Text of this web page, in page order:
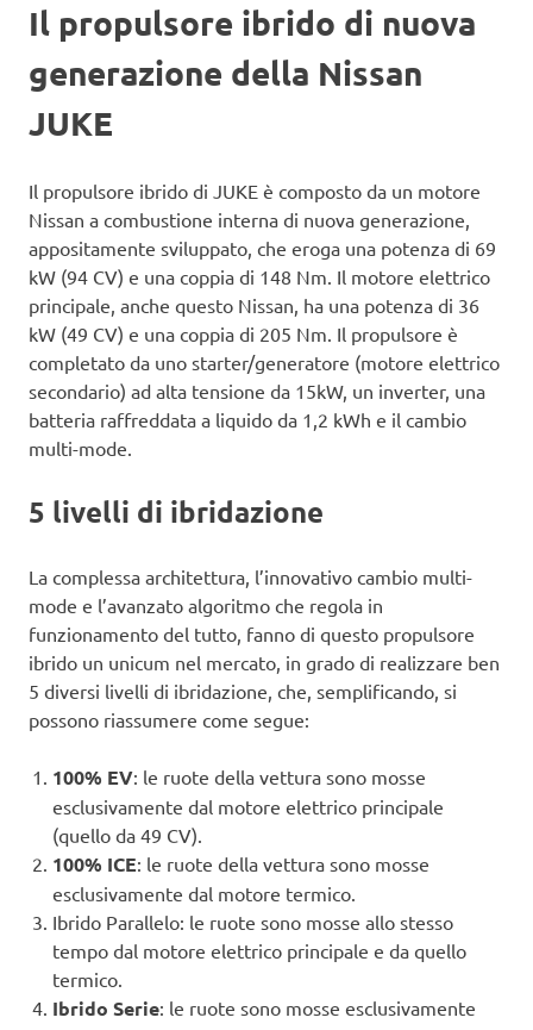
Il propulsore ibrido di nuova
generazione della Nissan
JUKE
Il propulsore ibrido di JUKE è composto da un motore
Nissan a combustione interna di nuova generazione,
appositamente sviluppato, che eroga una potenza di 69
kW (94 CV) e una coppia di 148 Nm. Il motore elettrico
principale, anche questo Nissan, ha una potenza di 36
kW (49 CV) e una coppia di 205 Nm. Il propulsore è
completato da uno starter/generatore (motore elettrico
secondario) ad alta tensione da 15kW, un inverter, una
batteria raffreddata a liquido da 1,2 kWh e il cambio
multi-mode.
5 livelli di ibridazione
La complessa architettura, l’innovativo cambio multi-
mode e l’avanzato algoritmo che regola in
funzionamento del tutto, fanno di questo propulsore
ibrido un unicum nel mercato, in grado di realizzare ben
5 diversi livelli di ibridazione, che, semplificando, si
possono riassumere come segue:
100% EV: le ruote della vettura sono mosse
esclusivamente dal motore elettrico principale
(quello da 49 CV).
100% ICE: le ruote della vettura sono mosse
esclusivamente dal motore termico.
Ibrido Parallelo: le ruote sono mosse allo stesso
tempo dal motore elettrico principale e da quello
termico.
Ibrido Serie: le ruote sono mosse esclusivamente